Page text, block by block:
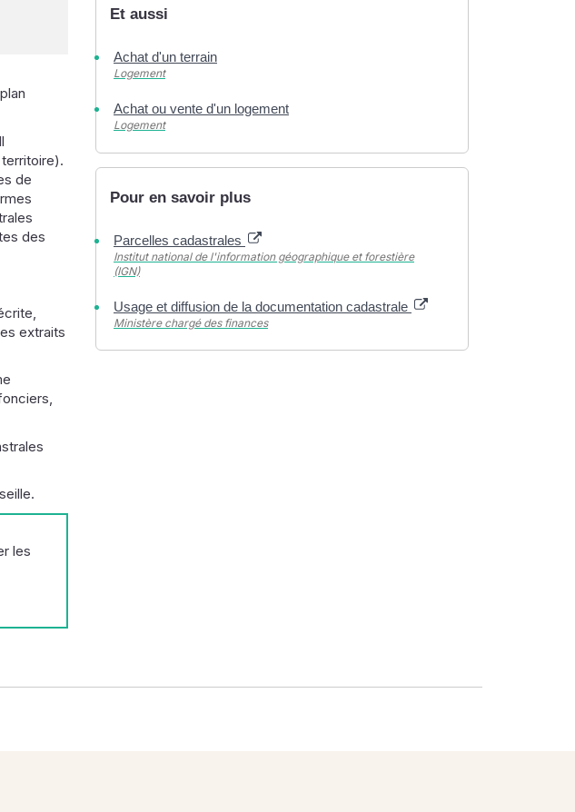
de
des
extraits
les
Et aussi
Achat d'un terrain
Logement
Achat ou vente d'un logement
Logement
Pour en savoir plus
Parcelles cadastrales
Institut national de l'information géographique et forestière
(IGN)
Usage et diffusion de la documentation cadastrale
Ministère chargé des finances